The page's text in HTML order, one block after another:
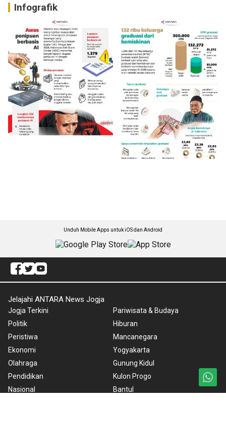
Infografik
Unduh Mobile Apps untuk iOS dan Android
Jelajahi ANTARA News Jogja
Jogja Terkini
Politik
Peristiwa
Ekonomi
Olahraga
Pendidikan
Nasional
Pariwisata & Budaya
Hiburan
Mancanegara
Yogyakarta
Gunung Kidul
Kulon Progo
Bantul